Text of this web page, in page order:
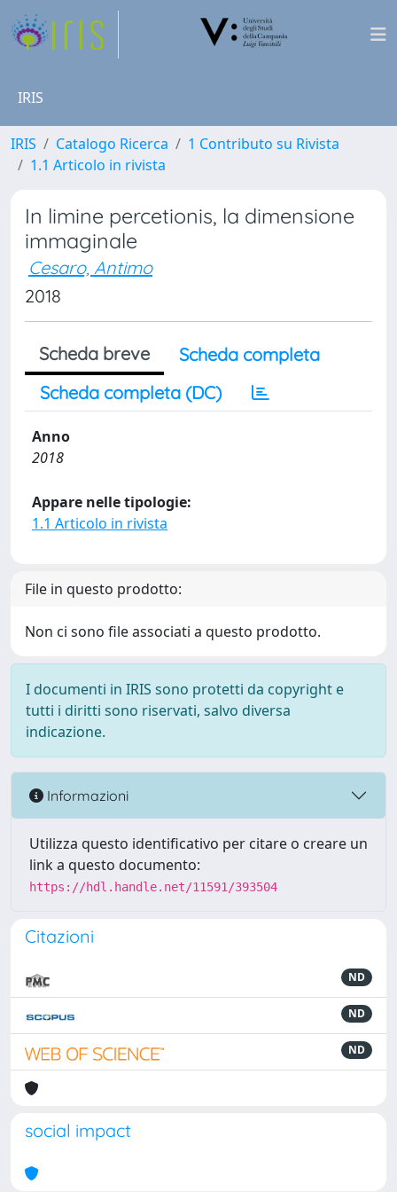
IRIS
IRIS Catalogo Ricerca
1 Contributo su Rivista
1.1 Articolo in rivista
In limine percetionis, la dimensione
immaginale
Cesaro, Antimo
2018
Scheda breve
Scheda completa
Scheda completa (DC)
Anno
2018
Appare nelle tipologie:
1.1 Articolo in rivista
File in questo prodotto:
Non ci sono file associati a questo prodotto.
I documenti in IRIS sono protetti da copyright e
tutti i diritti sono riservati, salvo diversa
indicazione.
Informazioni
Utilizza questo identificativo per citare o creare un
link a questo documento:
https://hdl.handle.net/11591/393504
Citazioni
ND
ND
ND
social impact